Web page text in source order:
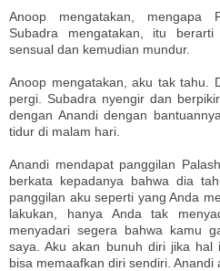
Anoop mengatakan, mengapa
Subadra mengatakan, itu
sensual dan kemudian mundur.
Anoop mengatakan, aku tak tahu.
pergi. Subadra nyengir dan
dengan Anandi dengan
tidur di malam hari.
Anandi mendapat panggilan
berkata kepadanya bahwa dia
panggilan aku seperti yang Anda
lakukan, hanya Anda tak
menyadari segera bahwa kamu
saya. Aku akan bunuh diri jika
bisa memaafkan diri sendiri. Anandi